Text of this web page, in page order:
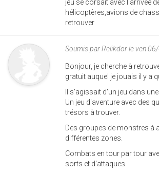
jeu se corsait avec l arrivée
hélicoptères,avions de
retrouver
Soumis parRelikdorle ven
Bonjour, je cherche à
gratuit auquel je jouais il y a
Il s'agissait d'un jeu dans
Un jeu d'aventure avec des
trésors à trouver.
Des groupes de monstres à
différentes zones.
Combats en tour par tour
sorts et d'attaques.